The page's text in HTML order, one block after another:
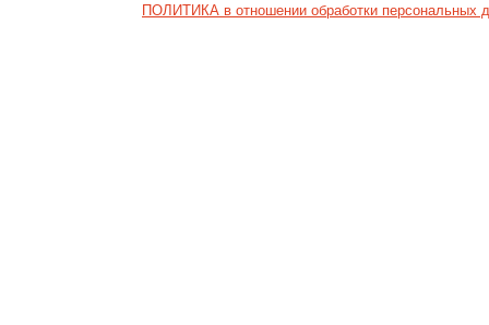
ПОЛИТИКА в отношении обработки